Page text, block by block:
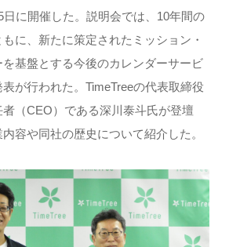
日に開催した。説明会では、10年間の
に、新たに策定されたミッション・
を基盤とする今後のカレンダーサービ
が行われた。TimeTreeの代表取締役
（CEO）である深川泰斗氏が登壇
容や同社の歴史について紹介した。